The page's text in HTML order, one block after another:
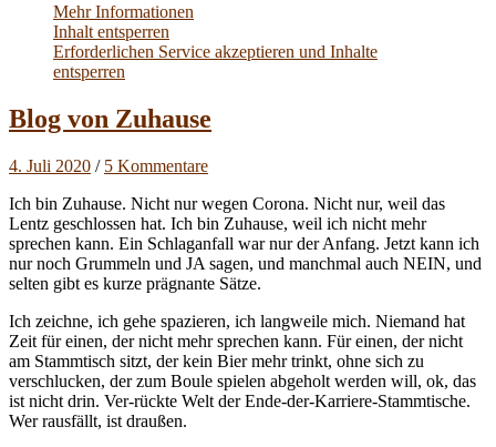
Mehr Informationen
Inhalt entsperren
Erforderlichen Service akzeptieren und Inhalte
entsperren
Blog von Zuhause
4. Juli 2020 / 5 Kommentare
Ich bin Zuhause. Nicht nur wegen Corona. Nicht nur, weil das
Lentz geschlossen hat. Ich bin Zuhause, weil ich nicht mehr
sprechen kann. Ein Schlaganfall war nur der Anfang. Jetzt kann ich
nur noch Grummeln und JA sagen, und manchmal auch NEIN, und
selten gibt es kurze prägnante Sätze.
Ich zeichne, ich gehe spazieren, ich langweile mich. Niemand hat
Zeit für einen, der nicht mehr sprechen kann. Für einen, der nicht
am Stammtisch sitzt, der kein Bier mehr trinkt, ohne sich zu
verschlucken, der zum Boule spielen abgeholt werden will, ok, das
ist nicht drin. Ver-rückte Welt der Ende-der-Karriere-Stammtische.
Wer rausfällt, ist draußen.